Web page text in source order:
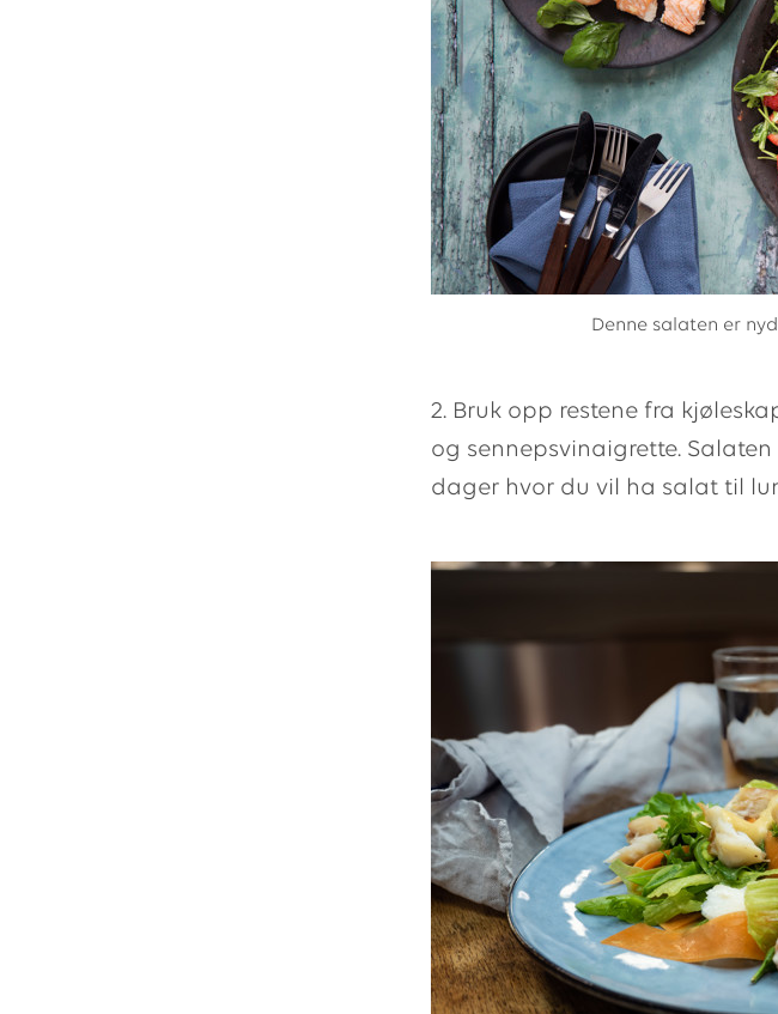
Denne salaten er
2. Bruk opp restene fra
og sennepsvinaigrette.
dager hvor du vil ha salat til